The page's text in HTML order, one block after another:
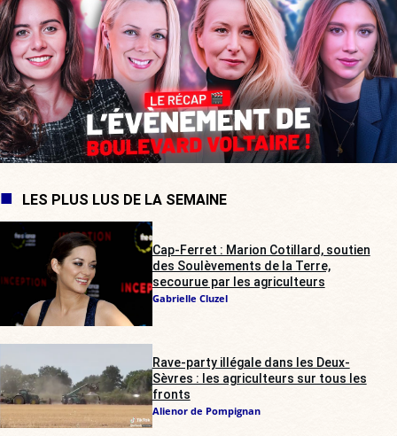
LES PLUS LUS DE LA SEMAINE
Cap-Ferret : Marion Cotillard, soutien
des Soulèvements de la Terre,
secourue par les agriculteurs
Gabrielle Cluzel
Rave-party illégale dans les Deux-
Sèvres : les agriculteurs sur tous les
fronts
Alienor de Pompignan